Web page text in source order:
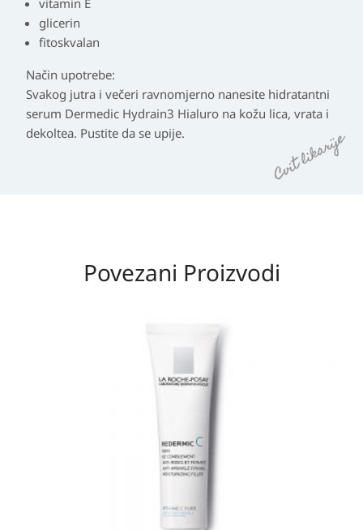
vitamin E
glicerin
fitoskvalan
Način upotrebe:
Svakog jutra i večeri ravnomjerno nanesite hidratantni
serum Dermedic Hydrain3 Hialuro na kožu lica, vrata i
dekoltea. Pustite da se upije.
Povezani Proizvodi